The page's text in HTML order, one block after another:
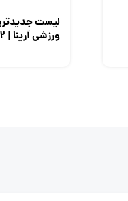
لیست
ورزشی آرینا | ۱۲ مرداد ۱۴۰۵